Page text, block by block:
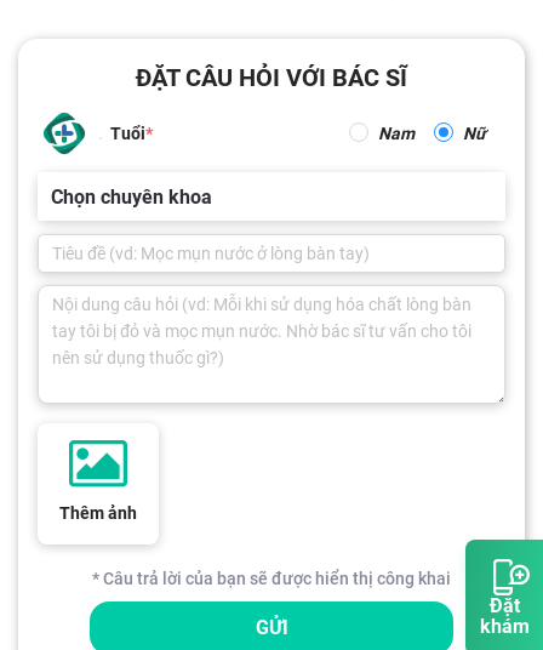
Đặt
khám
ĐẶT CÂU HỎI VỚI BÁC SĨ
Tuổi Nam Nữ
Chọn chuyên khoa
Thêm ảnh
* Câu trả lời của bạn sẽ được hiển thị công khai
GỬI